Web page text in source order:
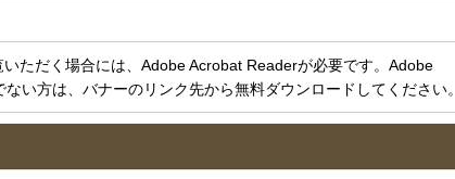
ただく場合には、Adobe Acrobat Readerが必要です。Adobe
い方は、バナーのリンク先から無料ダウンロードしてください。